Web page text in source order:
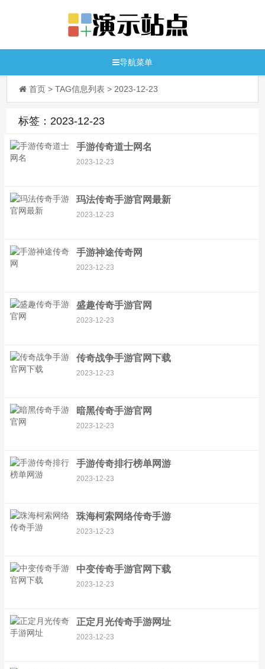
导航菜单
首页 > TAG信息列表 > 2023-12-23
标签：2023-12-23
手游传奇道士网名
2023-12-23
玛法传奇手游官网最新
2023-12-23
手游神途传奇网
2023-12-23
盛趣传奇手游官网
2023-12-23
传奇战争手游官网下载
2023-12-23
暗黑传奇手游官网
2023-12-23
手游传奇排行榜单网游
2023-12-23
珠海柯索网络传奇手游
2023-12-23
中变传奇手游官网下载
2023-12-23
正定月光传奇手游网址
2023-12-23